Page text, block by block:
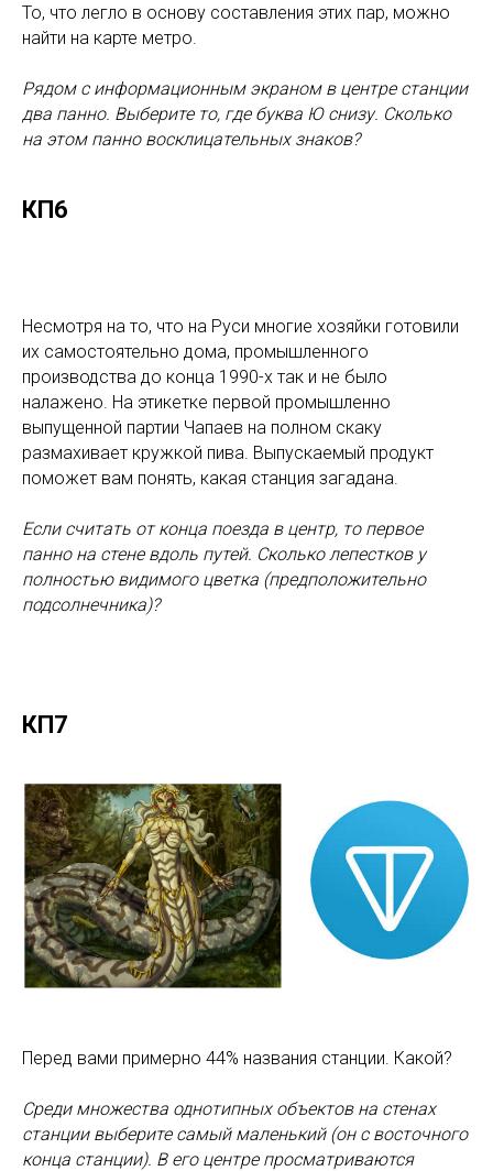
То, что легло в основу составления этих пар, можно
найти на карте метро.
Рядом с информационным экраном в центре станции
два панно. Выберите то, где буква Ю снизу. Сколько
на этом панно восклицательных знаков?
КП6
Несмотря на то, что на Руси многие хозяйки готовили
их самостоятельно дома, промышленного
производства до конца 1990-х так и не было
налажено. На этикетке первой промышленно
выпущенной партии Чапаев на полном скаку
размахивает кружкой пива. Выпускаемый продукт
поможет вам понять, какая станция загадана.
Если считать от конца поезда в центр, то первое
панно на стене вдоль путей. Сколько лепестков у
полностью видимого цветка (предположительно
подсолнечника)?
КП7
Перед вами примерно 44% названия станции. Какой?
Среди множества однотипных объектов на стенах
станции выберите самый маленький (он с восточного
конца станции). В его центре просматриваются